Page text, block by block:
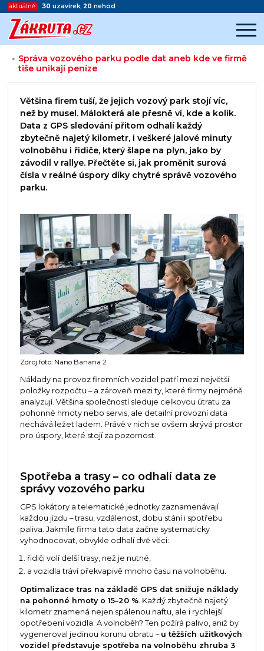
aktuálně: 30 uzavírek, 20 nehod
> Správa vozového parku podle dat aneb kde ve firmě
tiše unikají peníze
Začátek reklamy
Většina firem tuší, že jejich vozový park stojí víc,
než by musel. Málokterá ale přesně ví, kde a kolik.
Data z GPS sledování přitom odhalí každý
zbytečně najetý kilometr, i veškeré jalové minuty
volnoběhu i řidiče, který šlape na plyn, jako by
závodil v rallye. Přečtěte si, jak proměnit surová
čísla v reálné úspory díky chytré správě vozového
parku.
Zdroj foto: Nano Banana 2
Náklady na provoz firemních vozidel patří mezi největší
položky rozpočtu – a zároveň mezi ty, které firmy nejméně
analyzují. Většina společností sleduje celkovou útratu za
pohonné hmoty nebo servis, ale detailní provozní data
nechává ležet ladem. Právě v nich se ovšem skrývá prostor
pro úspory, které stojí za pozornost.
Spotřeba a trasy – co odhalí data ze
správy vozového parku
GPS lokátory a telematické jednotky zaznamenávají
každou jízdu – trasu, vzdálenost, dobu stání i spotřebu
paliva. Jakmile firma tato data začne systematicky
vyhodnocovat, obvykle odhalí dvě věci:
řidiči volí delší trasy, než je nutné,
a vozidla tráví překvapivě mnoho času na volnoběhu.
Optimalizace tras na základě GPS dat snižuje náklady
na pohonné hmoty o 15–20 %. Každý zbytečně najetý
kilometr znamená nejen spálenou naftu, ale i rychlejší
opotřebení vozidla. A volnoběh? Ten požírá palivo, aniž by
vygeneroval jedinou korunu obratu – u těžších užitkových
vozidel představuje spotřeba na volnoběhu zhruba 3